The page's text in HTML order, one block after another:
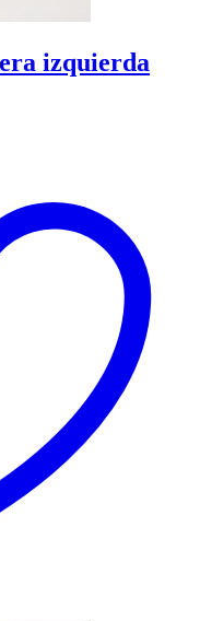
izquierda